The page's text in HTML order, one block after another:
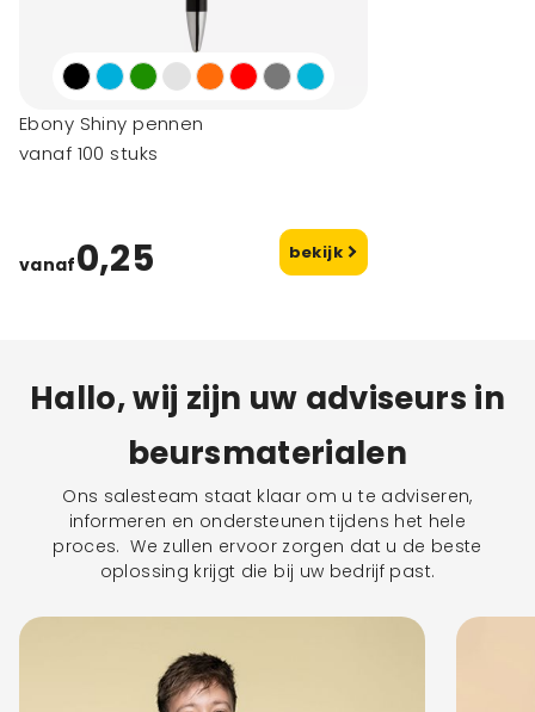
Ebony Shiny pennen
vanaf 100 stuks
vanaf0,25 bekijk
Hallo, wij zijn uw adviseurs in
beursmaterialen
Ons salesteam staat klaar om u te adviseren,
informeren en ondersteunen tijdens het hele
proces. We zullen ervoor zorgen dat u de beste
oplossing krijgt die bij uw bedrijf past.